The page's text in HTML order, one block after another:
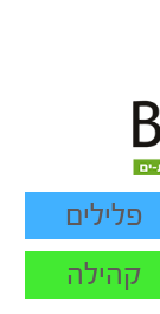
פלילים
קהילה